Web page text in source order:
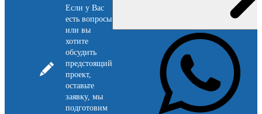
Если у Вас
есть вопросы
или вы
хотите
обсудить
предстоящий
проект,
оставьте
заявку, мы
подготовим